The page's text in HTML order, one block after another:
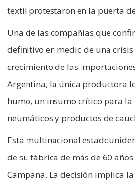
textil protestaron en la puerta
Una de las compañías que
definitivo en medio de una crisis
crecimiento de las
Argentina, la única productora
humo, un insumo crítico para la
neumáticos y productos de
Esta multinacional
de su fábrica de más de 60
Campana. La decisión implica